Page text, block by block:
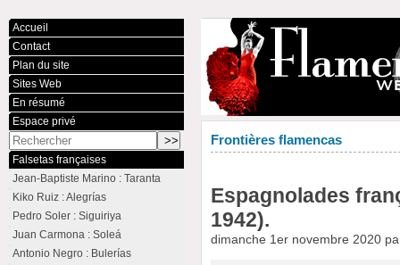
Frontières flamencas
Espagnolades
1942).
dimanche 1er novembre 2020
Accueil
Contact
Plan du site
Sites Web
En résumé
Espace privé
Falsetas françaises
Jean-Baptiste Marino : Taranta
Kiko Ruiz : Alegrías
Pedro Soler : Siguiriya
Juan Carmona : Soleá
Antonio Negro : Bulerías